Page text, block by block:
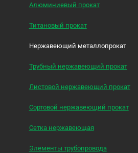
Алюминиевый прокат
Титановый прокат
Нержавеющий металлопрокат
Трубный нержавеющий прокат
Листовой нержавеющий прокат
Сортовой нержавеющий прокат
Сетка нержавеющая
Элементы трубопровода